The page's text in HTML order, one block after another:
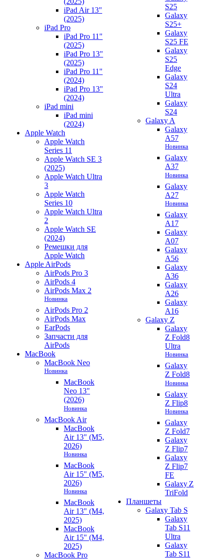
iPad Air 13"
(2025)
iPad Pro
iPad Pro 11"
(2025)
iPad Pro 13"
(2025)
iPad Pro 11"
(2024)
iPad Pro 13"
(2024)
iPad mini
iPad mini
(2024)
Apple Watch
Apple Watch
Series 11
Apple Watch SE 3
(2025)
Apple Watch Ultra
3
Apple Watch
Series 10
Apple Watch Ultra
2
Apple Watch SE
(2024)
Ремешки для
Apple Watch
Apple AirPods
AirPods Pro 3
AirPods 4
AirPods Max 2
Новинка
AirPods Pro 2
AirPods Max
EarPods
Запчасти для
AirPods
MacBook
MacBook Neo
Новинка
MacBook
Neo 13"
(2026)
Новинка
MacBook Air
MacBook
Air 13" (M5,
2026)
Новинка
MacBook
Air 15" (M5,
2026)
Новинка
MacBook
Air 13" (M4,
2025)
MacBook
Air 15" (M4,
2025)
MacBook Pro
S25
Galaxy
S25+
Galaxy
S25 FE
Galaxy
S25
Edge
Galaxy
S24
Ultra
Galaxy
S24
Galaxy A
Galaxy
A57
Новинка
Galaxy
A37
Новинка
Galaxy
A27
Новинка
Galaxy
A17
Galaxy
A07
Galaxy
A56
Galaxy
A36
Galaxy
A26
Galaxy
A16
Galaxy Z
Galaxy
Z Fold8
Ultra
Новинка
Galaxy
Z Fold8
Новинка
Galaxy
Z Flip8
Новинка
Galaxy
Z Fold7
Galaxy
Z Flip7
Galaxy
Z Flip7
FE
Galaxy Z
TriFold
Планшеты
Galaxy Tab S
Galaxy
Tab S11
Ultra
Galaxy
Tab S11